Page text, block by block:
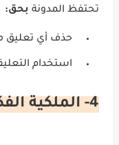
تحتفظ المدونة بحق:
حذف أي تعليق
استخدام
4- الملكية الفكرية